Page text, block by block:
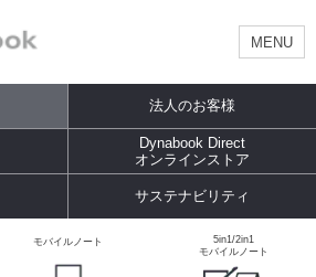
MENU
法人のお客様
Dynabook Direct
オンラインストア
サステナビリティ
モバイルノート
5in1/2in1
モバイルノート